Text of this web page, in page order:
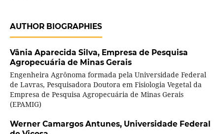
AUTHOR BIOGRAPHIES
Vânia Aparecida Silva, Empresa de Pesquisa
Agropecuária de Minas Gerais
Engenheira Agrônoma formada pela Universidade Federal
de Lavras, Pesquisadora Doutora em Fisiologia Vegetal da
Empresa de Pesquisa Agropecuária de Minas Gerais
(EPAMIG)
Werner Camargos Antunes, Universidade Federal